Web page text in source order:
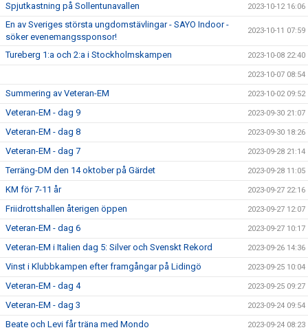
Spjutkastning på Sollentunavallen 2023-10-12 16:06
En av Sveriges största ungdomstävlingar - SAYO Indoor -
söker evenemangssponsor!
2023-10-11 07:59
Tureberg 1:a och 2:a i Stockholmskampen 2023-10-08 22:40
2023-10-07 08:54
Summering av Veteran-EM 2023-10-02 09:52
Veteran-EM - dag 9 2023-09-30 21:07
Veteran-EM - dag 8 2023-09-30 18:26
Veteran-EM - dag 7 2023-09-28 21:14
Terräng-DM den 14 oktober på Gärdet 2023-09-28 11:05
KM för 7-11 år 2023-09-27 22:16
Friidrottshallen återigen öppen 2023-09-27 12:07
Veteran-EM - dag 6 2023-09-27 10:17
Veteran-EM i Italien dag 5: Silver och Svenskt Rekord 2023-09-26 14:36
Vinst i Klubbkampen efter framgångar på Lidingö 2023-09-25 10:04
Veteran-EM - dag 4 2023-09-25 09:27
Veteran-EM - dag 3 2023-09-24 09:54
Beate och Levi får träna med Mondo 2023-09-24 08:23